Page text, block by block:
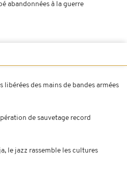
abandonnées à la guerre
des mains de bandes armées
de sauvetage record
le jazz rassemble les cultures